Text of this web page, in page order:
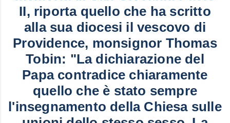
II, riporta quello che ha scritto
alla sua diocesi il vescovo di
Providence, monsignor Thomas
Tobin: "La dichiarazione del
Papa contradice chiaramente
quello che è stato sempre
l'insegnamento della Chiesa sulle